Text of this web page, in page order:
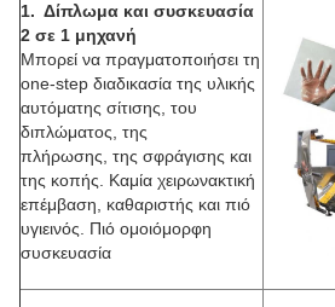
1. Δίπλωμα και συσκευασία
2 σε 1 μηχανή
Μπορεί να πραγματοποιήσει τη
one-step διαδικασία της υλικής
αυτόματης σίτισης, του
διπλώματος, της
πλήρωσης, της σφράγισης και
της κοπής. Καμία χειρωνακτική
επέμβαση, καθαριστής και πιό
υγιεινός. Πιό ομοιόμορφη
συσκευασία